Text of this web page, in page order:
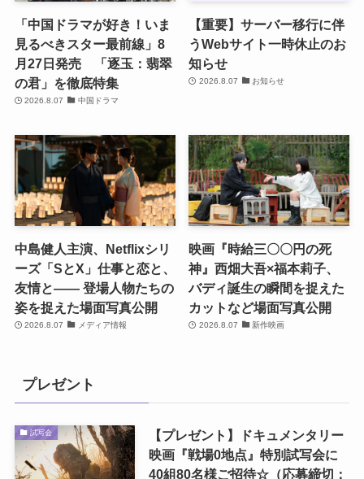
「中国ドラマが好き！いま
見るべきスター最前線」8
月27日発売 「逐玉：翡翠
の君」を徹底特集
2026.8.07 中国ドラマ
【重要】サーバー移行に伴
うWebサイト一時休止のお
知らせ
2026.8.07 お知らせ
中島健人主演、Netflixシリ
ーズ「SとX」仕事と恋と、
友情と―― 登場人物たちの
姿を捉えた場面写真公開
2026.8.07 メディア情報
映画『時給三〇〇円の死
神』西畑大吾×福本莉子、
バディ誕生の瞬間を捉えた
カットなど場面写真公開
2026.8.07 新作映画
プレゼント
試写会
【プレゼント】ドキュメンタリー
映画『戦場0地点』特別試写会に
40組80名様ご招待☆（応募締切：